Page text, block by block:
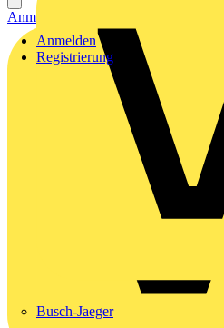
Busch-Jaeger
Anmelden
Registrierung
Anmelden